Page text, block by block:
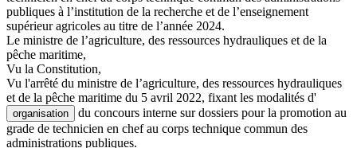
publiques à l’institution de la recherche et de l’enseignement
supérieur agricoles au titre de l’année 2024.
Le ministre de l’agriculture, des ressources hydrauliques et de la
pêche maritime,
Vu la Constitution,
Vu l'arrêté du ministre de l’agriculture, des ressources hydrauliques
et de la pêche maritime du 5 avril 2022, fixant les modalités d'
organisation
du concours interne sur dossiers pour la promotion au
grade de technicien en chef au corps technique commun des
administrations publiques.